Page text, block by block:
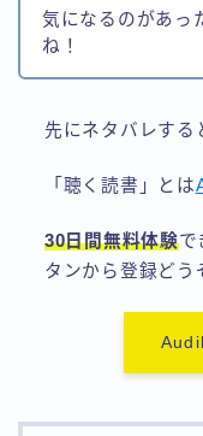
気になるのがあっ
ね！
先にネタバレする
「聴く読書」とは
30日間無料体験で
タンから登録どう